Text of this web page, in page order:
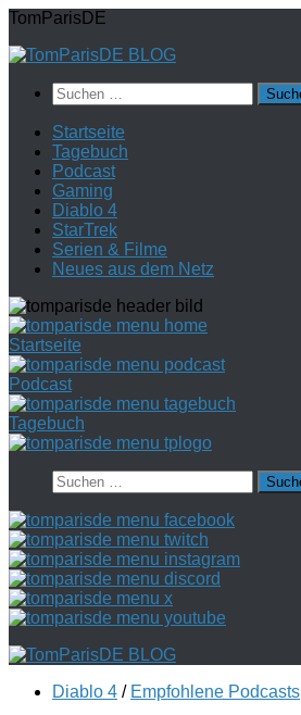
Zum
springen
TomParisDE
Suchen
nach:
Startseite
Tagebuch
Podcast
Gaming
Diablo 4
StarTrek
Serien & Filme
Neues aus dem Netz
Startseite
Podcast
Tagebuch
Suchen
nach:
Diablo 4 / Empfohlene Podcasts